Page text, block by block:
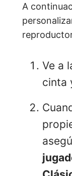
A
Ve a
cinta